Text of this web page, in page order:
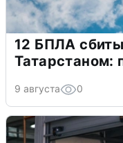
12 БПЛА
Татарстаном:
9 августа 0